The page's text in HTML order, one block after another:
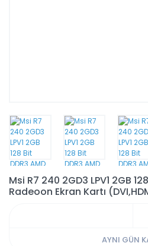
Msi R7 240 2GD3 LPV1 2GB
Radeoon Ekran Kartı
AYNI GÜN